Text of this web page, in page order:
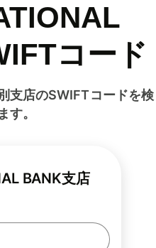
コード
支店のSWIFTコードを検
す。
BANK支店